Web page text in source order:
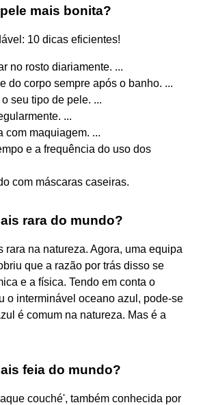
mais bonita?
10 dicas eficientes!
no rosto diariamente. ...
do corpo sempre após o banho. ...
seu tipo de pele. ...
...
com maquiagem. ...
e a frequência do uso dos
com máscaras caseiras.
rara do mundo?
rara na natureza. Agora, uma equipa
que a razão por trás disso se
e a física. Tendo em conta o
o interminável oceano azul, pode-se
é comum na natureza. Mas é a
feia do mundo?
couché', também conhecida por